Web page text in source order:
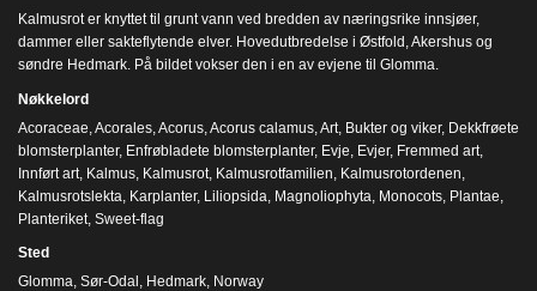
Kalmusrot er knyttet til grunt vann ved bredden av næringsrike innsjøer,
dammer eller sakteflytende elver. Hovedutbredelse i Østfold, Akershus og
søndre Hedmark. På bildet vokser den i en av evjene til Glomma.
Nøkkelord
Acoraceae Acorales Acorus Acorus calamus Art Bukter og viker, Dekkfrøete
blomsterplanter, Enfrøbladete blomsterplanter, Evje Evjer, Fremmed art
Innført art Kalmus Kalmusrot Kalmusrotfamilien Kalmusrotordenen
Kalmusrotslekta Karplanter, Liliopsida Magnoliophyta Monocots Plantae
Planteriket Sweet-flag
Sted
Glomma, Sør-Odal, Hedmark, Norway